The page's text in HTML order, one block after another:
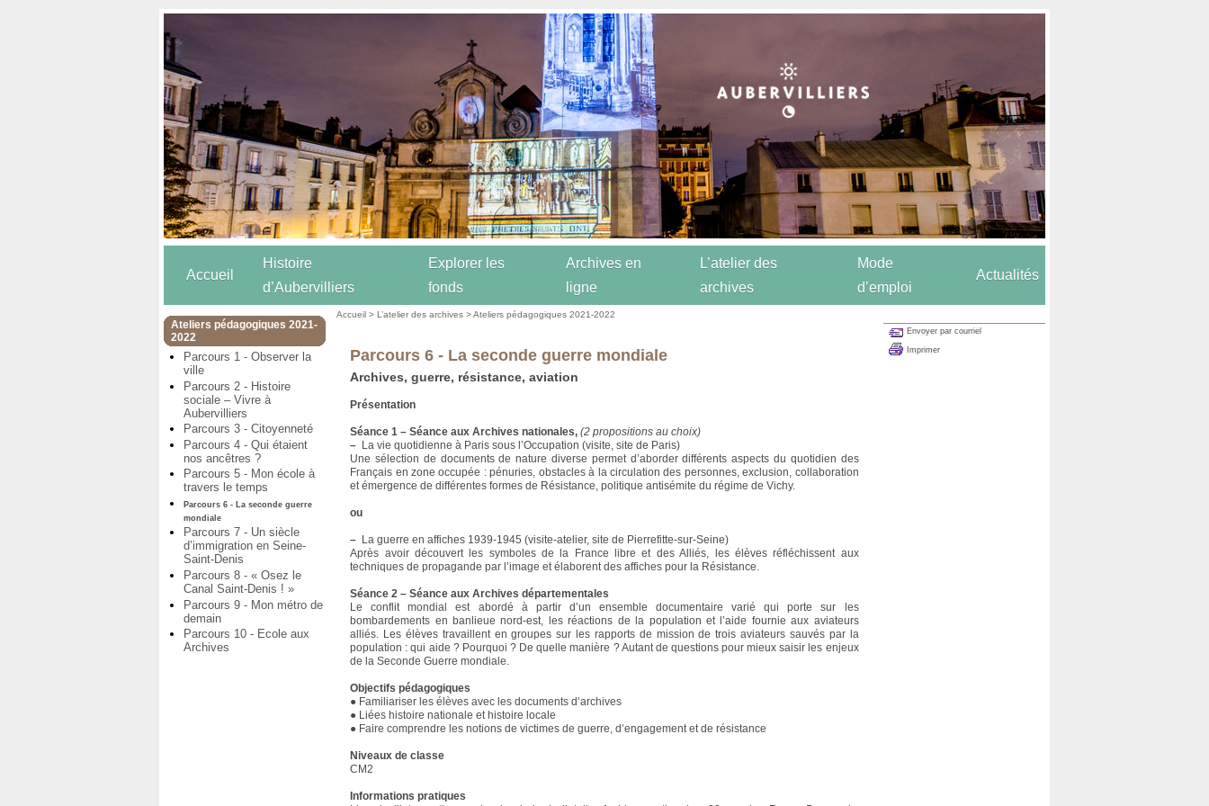
Accueil
Histoire
d’Aubervilliers
Explorer les
fonds
Archives en
ligne
L’atelier des
archives
Mode
d’emploi
Actualités
Ateliers pédagogiques 2021-
2022
Parcours 1 - Observer la
ville
Parcours 2 - Histoire
sociale – Vivre à
Aubervilliers
Parcours 3 - Citoyenneté
Parcours 4 - Qui étaient
nos ancêtres ?
Parcours 5 - Mon école à
travers le temps
Parcours 6 - La seconde guerre
mondiale
Parcours 7 - Un siècle
d’immigration en Seine-
Saint-Denis
Parcours 8 - « Osez le
Canal Saint-Denis ! »
Parcours 9 - Mon métro de
demain
Parcours 10 - Ecole aux
Archives
Accueil >L’atelier des archives >Ateliers pédagogiques 2021-2022
Parcours 6 - La seconde guerre mondiale
Archives, guerre, résistance, aviation
Présentation
Séance 1 – Séance aux Archives nationales, (2 propositions au choix)
– La vie quotidienne à Paris sous l’Occupation (visite, site de Paris)
Une sélection de documents de nature diverse permet d’aborder différents aspects du quotidien des
Français en zone occupée : pénuries, obstacles à la circulation des personnes, exclusion, collaboration
et émergence de différentes formes de Résistance, politique antisémite du régime de Vichy.
ou
– La guerre en affiches 1939-1945 (visite-atelier, site de Pierrefitte-sur-Seine)
Après avoir découvert les symboles de la France libre et des Alliés, les élèves réfléchissent aux
techniques de propagande par l’image et élaborent des affiches pour la Résistance.
Séance 2 – Séance aux Archives départementales
Le conflit mondial est abordé à partir d’un ensemble documentaire varié qui porte sur les
bombardements en banlieue nord-est, les réactions de la population et l’aide fournie aux aviateurs
alliés. Les élèves travaillent en groupes sur les rapports de mission de trois aviateurs sauvés par la
population : qui aide ? Pourquoi ? De quelle manière ? Autant de questions pour mieux saisir les enjeux
de la Seconde Guerre mondiale.
Objectifs pédagogiques
● Familiariser les élèves avec les documents d’archives
● Liées histoire nationale et histoire locale
● Faire comprendre les notions de victimes de guerre, d’engagement et de résistance
Niveaux de classe
CM2
Informations pratiques
Envoyer par courriel
Imprimer